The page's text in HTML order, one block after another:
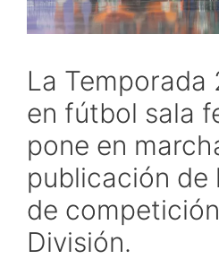
La
en fútbol sala
pone en
publicación de
de competición
División.